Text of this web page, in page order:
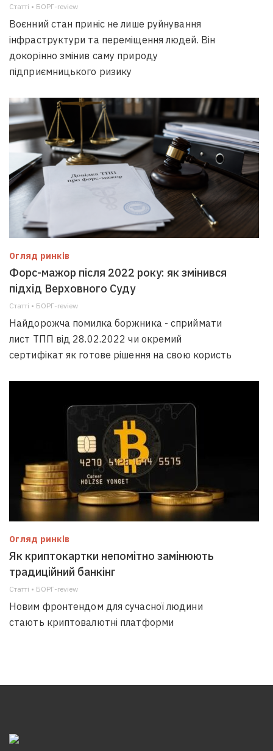
Статті • БОРГ-review
Воєнний стан приніс не лише руйнування
інфраструктури та переміщення людей. Він
докорінно змінив саму природу
підприємницького ризику
Огляд ринків
Форс-мажор після 2022 року: як змінився
підхід Верховного Суду
Статті • БОРГ-review
Найдорожча помилка боржника - сприймати
лист ТПП від 28.02.2022 чи окремий
сертифікат як готове рішення на свою користь
Огляд ринків
Як криптокартки непомітно замінюють
традиційний банкінг
Статті • БОРГ-review
Новим фронтендом для сучасної людини
стають криптовалютні платформи